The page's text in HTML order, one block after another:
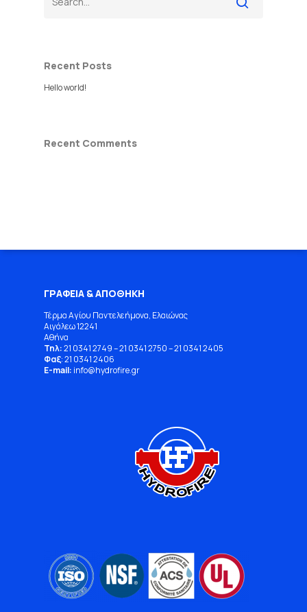
Recent Posts
Hello world!
Recent Comments
ΓΡΑΦΕΙΑ & ΑΠΟΘΗΚΗ
Τέρμα Αγίου Παντελεήμονα, Ελαιώνας
Αιγάλεω 12241
Αθήνα
Τηλ:21 0341 2749–21 0341 2750–21 0341 2405
Φαξ: 21 0341 2406
E-mail: info@hydrofire.gr